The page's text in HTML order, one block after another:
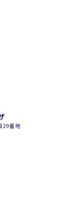
29番地